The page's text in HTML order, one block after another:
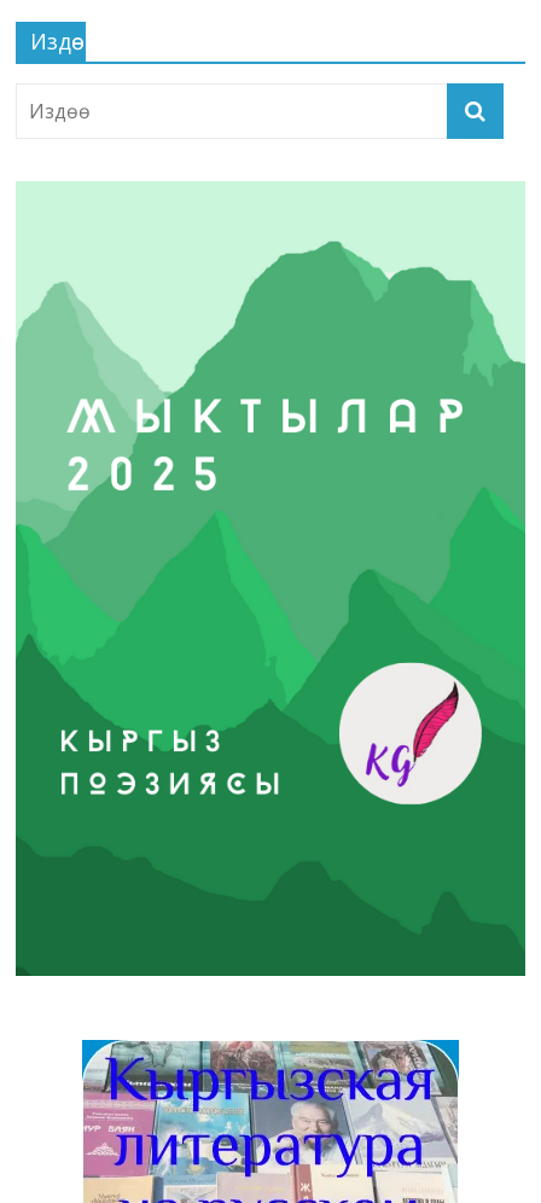
Издөө